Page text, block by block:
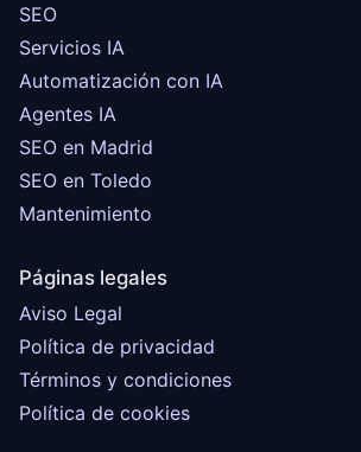
SEO
Servicios IA
Automatización con IA
Agentes IA
SEO en Madrid
SEO en Toledo
Mantenimiento
Páginas legales
Aviso Legal
Política de privacidad
Términos y condiciones
Política de cookies